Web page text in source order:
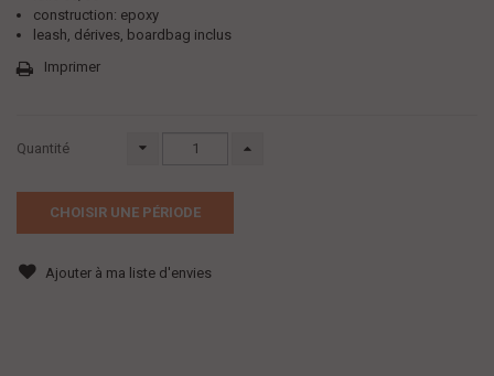
construction: epoxy
leash, dérives, boardbag inclus
Imprimer
Quantité
CHOISIR UNE PÉRIODE
Ajouter à ma liste d'envies